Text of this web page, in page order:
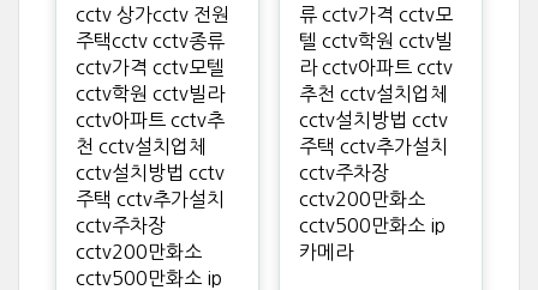
cctv 상가cctv 전원
주택cctv cctv종류
cctv가격 cctv모텔
cctv학원 cctv빌라
cctv아파트 cctv추
천 cctv설치업체
cctv설치방법 cctv
주택 cctv추가설치
cctv주차장
cctv200만화소
cctv500만화소 ip
류 cctv가격 cctv모
텔 cctv학원 cctv빌
라 cctv아파트 cctv
추천 cctv설치업체
cctv설치방법 cctv
주택 cctv추가설치
cctv주차장
cctv200만화소
cctv500만화소 ip
카메라